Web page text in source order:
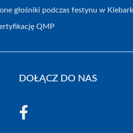
głośniki podczas festynu w
QMP
DOŁĄCZ DO NAS